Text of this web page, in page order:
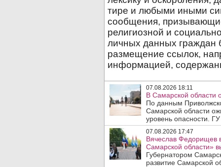
07.08.2026 18:11
В Самарской области
По данным
Самарской области
уровень опасности.
07.08.2026 17:47
Вячеслав Федорищев
Самарской области»
Губернатором
развитие Самарской